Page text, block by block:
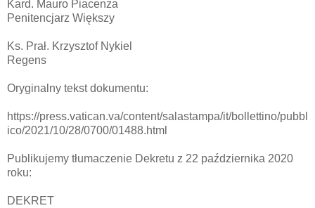
Kard. Mauro Piacenza
Penitencjarz Większy
Ks. Prał. Krzysztof Nykiel
Regens
Oryginalny tekst dokumentu:
https://press.vatican.va/content/salastampa/it/bollettino/pubbl
ico/2021/10/28/0700/01488.html
Publikujemy tłumaczenie Dekretu z 22 października 2020
roku:
DEKRET